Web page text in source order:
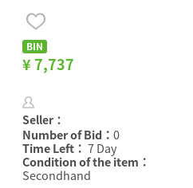
BIN
¥ 7,737
Seller：
Number of Bid： 0
Time Left： 7 Day
Condition of the item：
Secondhand